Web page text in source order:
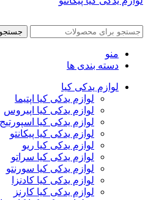
جستجو
منو
دسته بندی ها
لوازم یدکی کیا
لوازم یدکی کیا اپتیما
لوازم یدکی کیا اپیروس
لوازم یدکی کیا اسپورتیج
لوازم یدکی کیا پیکانتو
لوازم یدکی کیا ریو
لوازم یدکی کیا سراتو
لوازم یدکی کیا سورنتو
لوازم یدکی کیا کادنزا
لوازم یدکی کیا کارنز